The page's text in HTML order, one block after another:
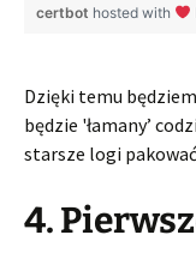
certbot hosted with
Dzięki temu
będzie 'łamany’
starsze logi
4.